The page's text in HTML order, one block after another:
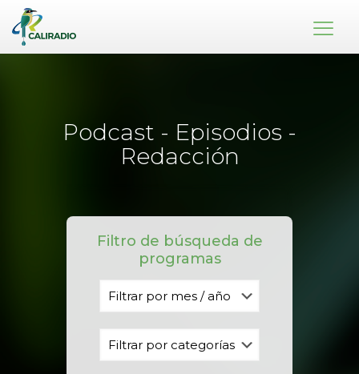
Podcast - Episodios -
Redacción
Filtro de búsqueda de
programas